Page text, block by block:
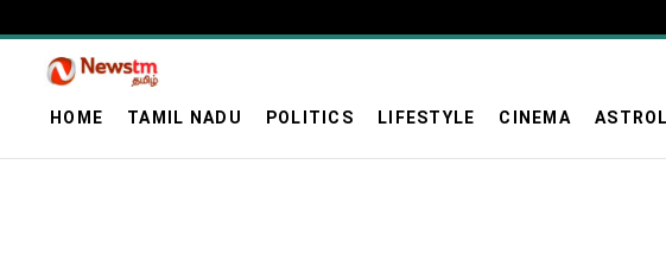
HOME TAMIL NADU POLITICS LIFESTYLE CINEMA